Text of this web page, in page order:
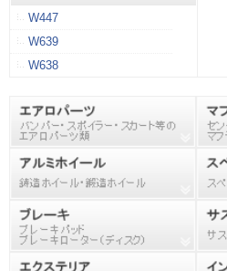
W447
W639
W638